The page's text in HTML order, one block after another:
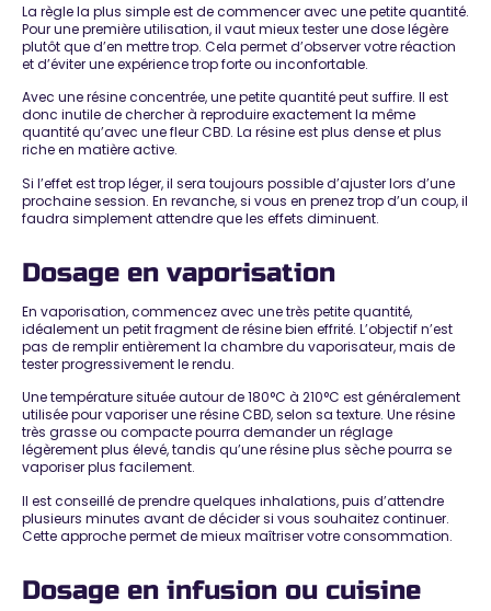
La règle la plus simple est de commencer avec une petite quantité.
Pour une première utilisation, il vaut mieux tester une dose légère
plutôt que d’en mettre trop. Cela permet d’observer votre réaction
et d’éviter une expérience trop forte ou inconfortable.
Avec une résine concentrée, une petite quantité peut suffire. Il est
donc inutile de chercher à reproduire exactement la même
quantité qu’avec une fleur CBD. La résine est plus dense et plus
riche en matière active.
Si l’effet est trop léger, il sera toujours possible d’ajuster lors d’une
prochaine session. En revanche, si vous en prenez trop d’un coup, il
faudra simplement attendre que les effets diminuent.
Dosage en vaporisation
En vaporisation, commencez avec une très petite quantité,
idéalement un petit fragment de résine bien effrité. L’objectif n’est
pas de remplir entièrement la chambre du vaporisateur, mais de
tester progressivement le rendu.
Une température située autour de 180°C à 210°C est généralement
utilisée pour vaporiser une résine CBD, selon sa texture. Une résine
très grasse ou compacte pourra demander un réglage
légèrement plus élevé, tandis qu’une résine plus sèche pourra se
vaporiser plus facilement.
Il est conseillé de prendre quelques inhalations, puis d’attendre
plusieurs minutes avant de décider si vous souhaitez continuer.
Cette approche permet de mieux maîtriser votre consommation.
Dosage en infusion ou cuisine